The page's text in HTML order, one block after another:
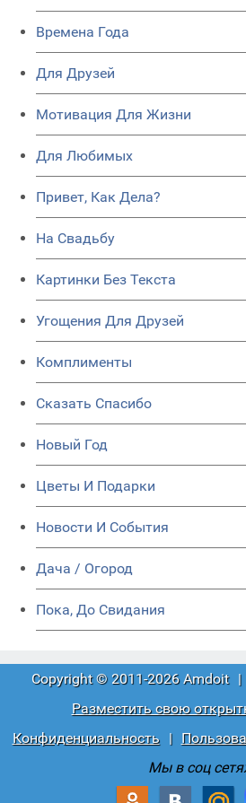
Времена Года
Для Друзей
Мотивация Для Жизни
Для Любимых
Привет, Как Дела?
На Свадьбу
Картинки Без Текста
Угощения Для Друзей
Комплименты
Сказать Спасибо
Новый Год
Цветы И Подарки
Новости И События
Дача / Огород
Пока, До Свидания
Copyright © 2011-2026 Amdoit |
Разместить свою
Конфиденциальность
|
Мы в соц